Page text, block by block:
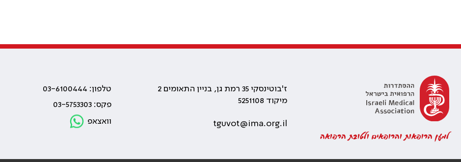
למען הרופאות והרופאים ולטובת הרפואה
ז'בוטינסקי 35 רמת גן, בניין התאומים 2
מיקוד 5251108
tguvot@ima.org.il
טלפון: 03-6100444
פקס: 03-5753303
וואצאפ